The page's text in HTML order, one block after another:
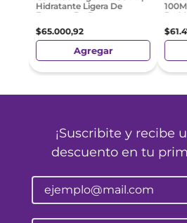
Hidratante Ligera De
Extracto De Durazno
$65.000,92
Agregar
De
$61.
¡Suscribite y recibe
descuento en tu